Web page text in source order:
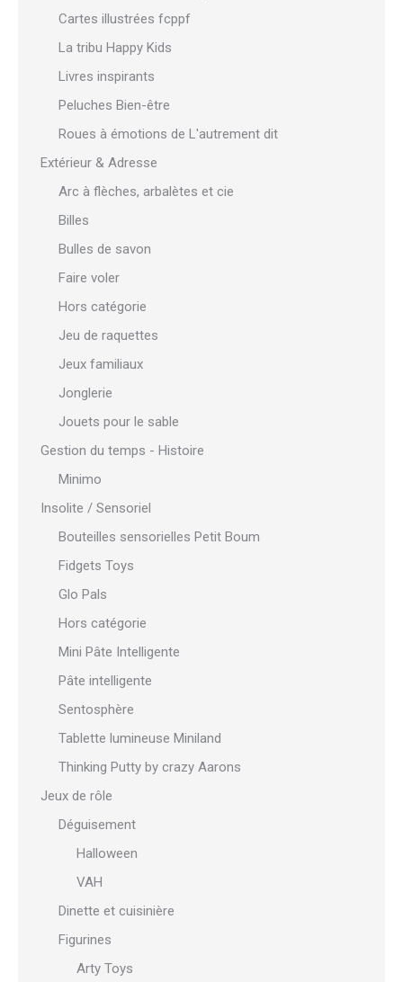
Cartes illustrées fcppf
La tribu Happy Kids
Livres inspirants
Peluches Bien-être
Roues à émotions de L'autrement dit
Extérieur & Adresse
Arc à flèches, arbalètes et cie
Billes
Bulles de savon
Faire voler
Hors catégorie
Jeu de raquettes
Jeux familiaux
Jonglerie
Jouets pour le sable
Gestion du temps - Histoire
Minimo
Insolite / Sensoriel
Bouteilles sensorielles Petit Boum
Fidgets Toys
Glo Pals
Hors catégorie
Mini Pâte Intelligente
Pâte intelligente
Sentosphère
Tablette lumineuse Miniland
Thinking Putty by crazy Aarons
Jeux de rôle
Déguisement
Halloween
VAH
Dinette et cuisinière
Figurines
Arty Toys